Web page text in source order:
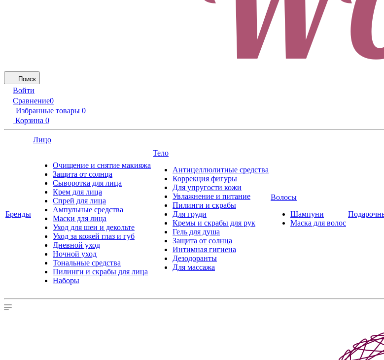
Поиск
Войти
Сравнение0
Избранные товары 0
Корзина 0
Бренды
Лицо
Очищение и снятие макияжа
Защита от солнца
Сыворотка для лица
Крем для лица
Спрей для лица
Ампульные средства
Маски для лица
Уход для шеи и декольте
Уход за кожей глаз и губ
Дневной уход
Ночной уход
Тональные средства
Пилинги и скрабы для лица
Наборы
Тело
Антицеллюлитные средства
Коррекция фигуры
Для упругости кожи
Увлажнение и питание
Пилинги и скрабы
Для груди
Кремы и скрабы для рук
Гель для душа
Защита от солнца
Интимная гигиена
Дезодоранты
Для массажа
Волосы
Шампуни
Маска для волос